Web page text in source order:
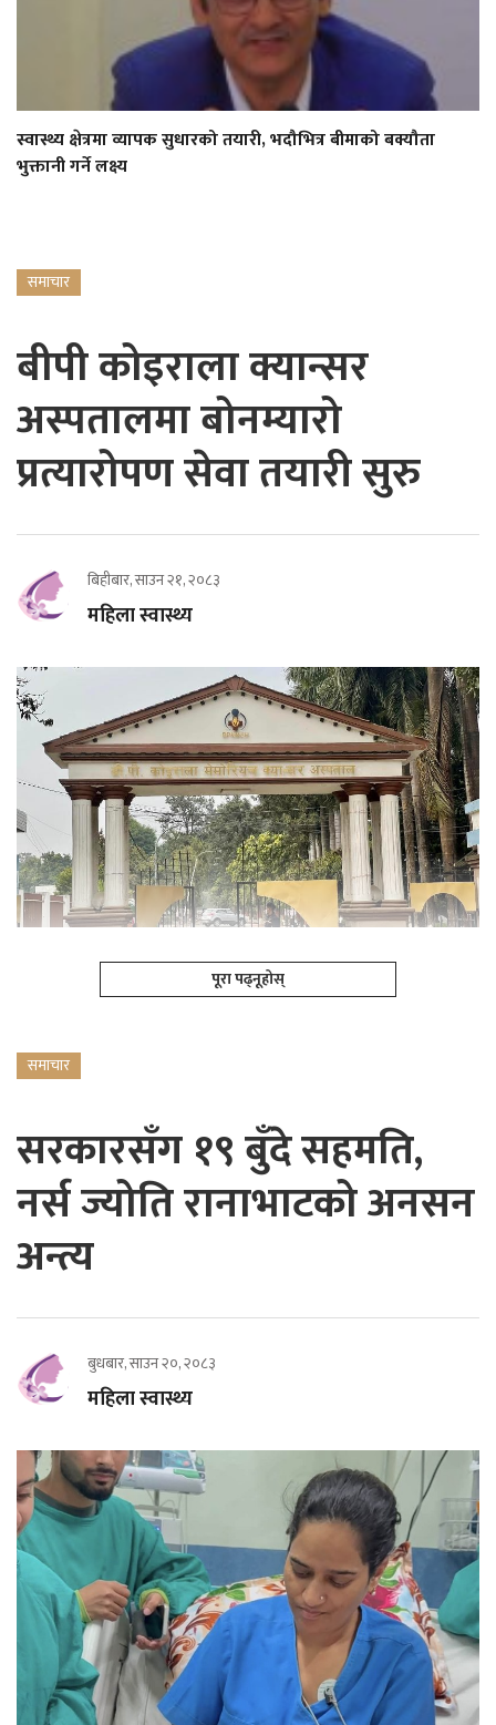
स्वास्थ्य क्षेत्रमा व्यापक सुधारको तयारी, भदौभित्र बीमाको बक्यौता
भुक्तानी गर्ने लक्ष्य
समाचार
बीपी कोइराला क्यान्सर
अस्पतालमा बोनम्यारो
प्रत्यारोपण सेवा तयारी सुरु
बिहीबार, साउन २१, २०८३
महिला स्वास्थ्य
पूरा पढ्नूहोस्
समाचार
सरकारसँग १९ बुँदे सहमति,
नर्स ज्योति रानाभाटको अनसन
अन्त्य
बुधबार, साउन २०, २०८३
महिला स्वास्थ्य